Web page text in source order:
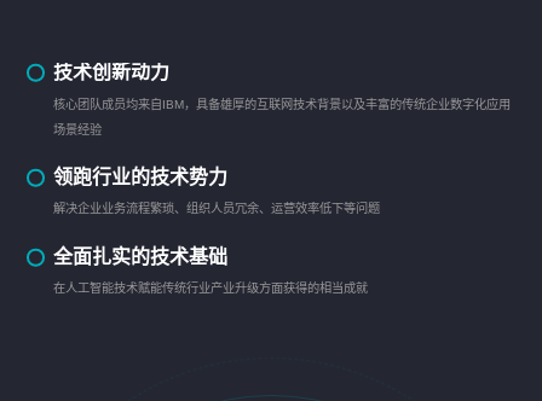
技术创新动力
核心团队成员均来自IBM，具备雄厚的互联网技术背景以及丰富的传统企业数字化应用
场景经验
领跑行业的技术势力
解决企业业务流程繁琐、组织人员冗余、运营效率低下等问题
全面扎实的技术基础
在人工智能技术赋能传统行业产业升级方面获得的相当成就